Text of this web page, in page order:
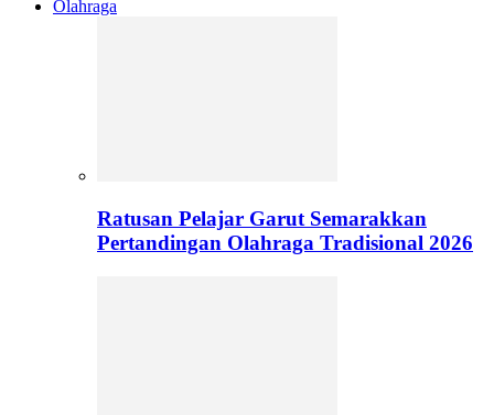
Olahraga
Ratusan Pelajar Garut Semarakkan
Pertandingan Olahraga Tradisional 2026